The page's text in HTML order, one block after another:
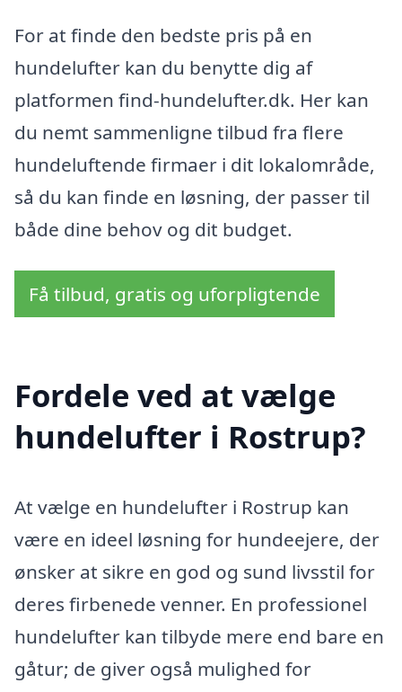
For at finde den bedste pris på en
hundelufter kan du benytte dig af
platformen find-hundelufter.dk. Her kan
du nemt sammenligne tilbud fra flere
hundeluftende firmaer i dit lokalområde,
så du kan finde en løsning, der passer til
både dine behov og dit budget.
Få tilbud, gratis og uforpligtende
Fordele ved at vælge
hundelufter i Rostrup?
At vælge en hundelufter i Rostrup kan
være en ideel løsning for hundeejere, der
ønsker at sikre en god og sund livsstil for
deres firbenede venner. En professionel
hundelufter kan tilbyde mere end bare en
gåtur; de giver også mulighed for